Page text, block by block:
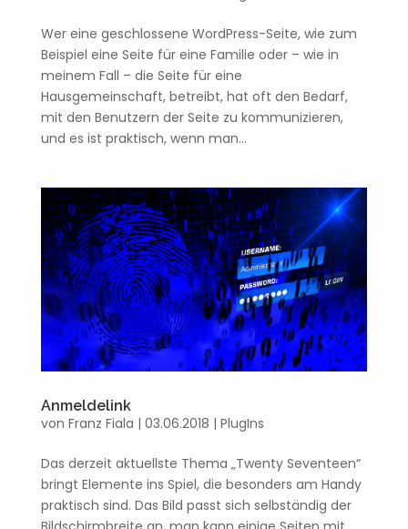
Wer eine geschlossene WordPress-Seite, wie zum
Beispiel eine Seite für eine Familie oder – wie in
meinem Fall – die Seite für eine
Hausgemeinschaft, betreibt, hat oft den Bedarf,
mit den Benutzern der Seite zu kommunizieren,
und es ist praktisch, wenn man...
Anmeldelink
von Franz Fiala | 03.06.2018 | PlugIns
Das derzeit aktuellste Thema „Twenty Seventeen“
bringt Elemente ins Spiel, die besonders am Handy
praktisch sind. Das Bild passt sich selbständig der